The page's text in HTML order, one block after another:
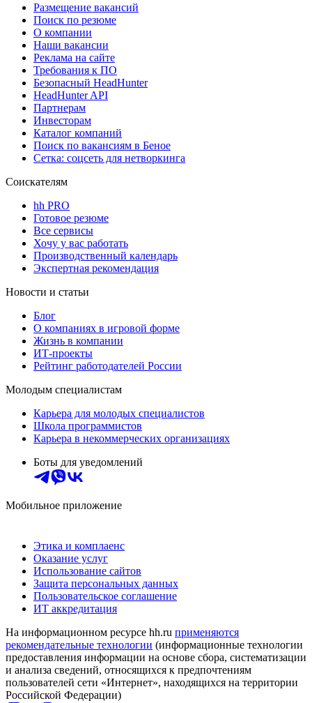
Размещение вакансий
Поиск по резюме
О компании
Наши вакансии
Реклама на сайте
Требования к ПО
Безопасный HeadHunter
HeadHunter API
Партнерам
Инвесторам
Каталог компаний
Поиск по вакансиям в Беное
Сетка: соцсеть для нетворкинга
Соискателям
hh PRO
Готовое резюме
Все сервисы
Хочу у вас работать
Производственный календарь
Экспертная рекомендация
Новости и статьи
Блог
О компаниях в игровой форме
Жизнь в компании
ИТ-проекты
Рейтинг работодателей России
Молодым специалистам
Карьера для молодых специалистов
Школа программистов
Карьера в некоммерческих организациях
Боты для уведомлений
Мобильное приложение
Этика и комплаенс
Оказание услуг
Использование сайтов
Защита персональных данных
Пользовательское соглашение
ИТ аккредитация
На информационном ресурсе hh.ru применяются
рекомендательные технологии (информационные технологии
предоставления информации на основе сбора, систематизации
и анализа сведений, относящихся к предпочтениям
пользователей сети «Интернет», находящихся на территории
Российской Федерации)